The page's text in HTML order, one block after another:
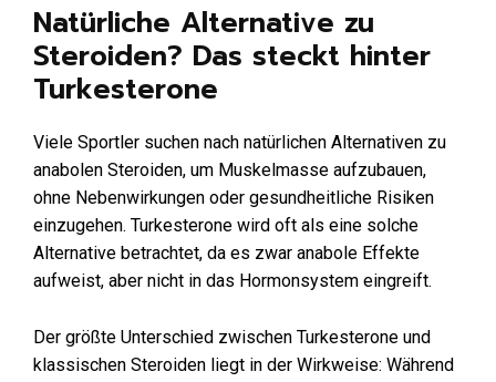
Natürliche Alternative zu
Steroiden? Das steckt hinter
Turkesterone
Viele Sportler suchen nach natürlichen Alternativen zu
anabolen Steroiden, um Muskelmasse aufzubauen,
ohne Nebenwirkungen oder gesundheitliche Risiken
einzugehen. Turkesterone wird oft als eine solche
Alternative betrachtet, da es zwar anabole Effekte
aufweist, aber nicht in das Hormonsystem eingreift.
Der größte Unterschied zwischen Turkesterone und
klassischen Steroiden liegt in der Wirkweise: Während